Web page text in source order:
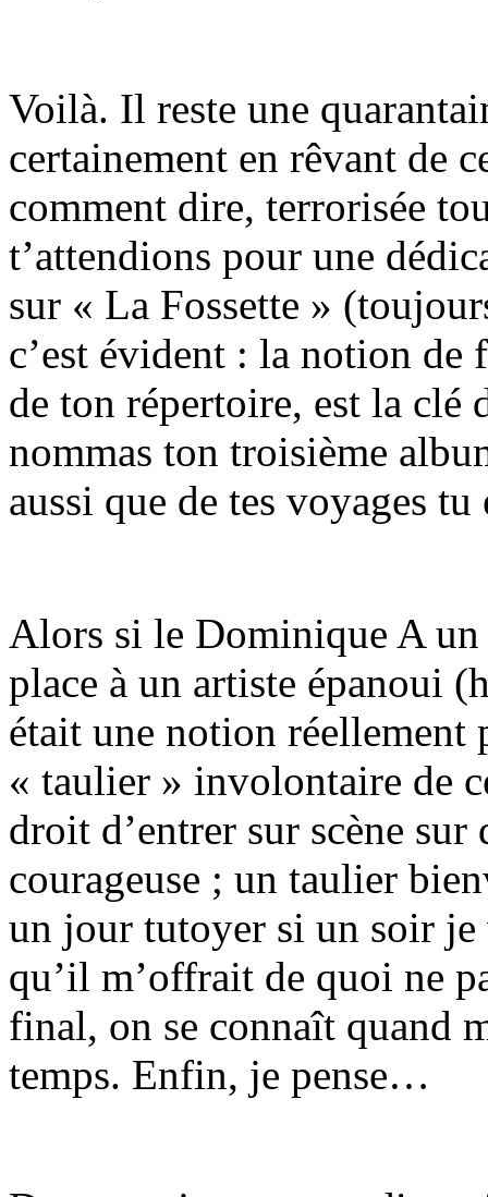
Voilà. Il reste une
certainement en rêvant de
comment dire, terrorisée
t’attendions pour une
sur « La Fossette »
c’est évident : la notion de
de ton répertoire, est la clé
nommas ton troisième
aussi que de tes voyages
Alors si le Dominique A un
place à un artiste épanoui
était une notion réellement
« taulier » involontaire de
droit d’entrer sur scène
courageuse ; un taulier
un jour tutoyer si un soir je
qu’il m’offrait de quoi ne
final, on se connaît quand
temps. Enfin, je pense…